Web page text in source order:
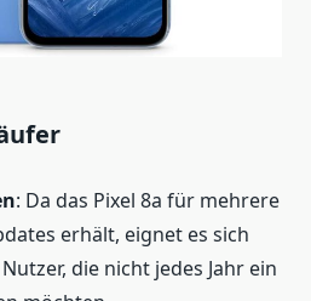
: Da das Pixel 8a für mehrere
erhält, eignet es sich
die nicht jedes Jahr ein